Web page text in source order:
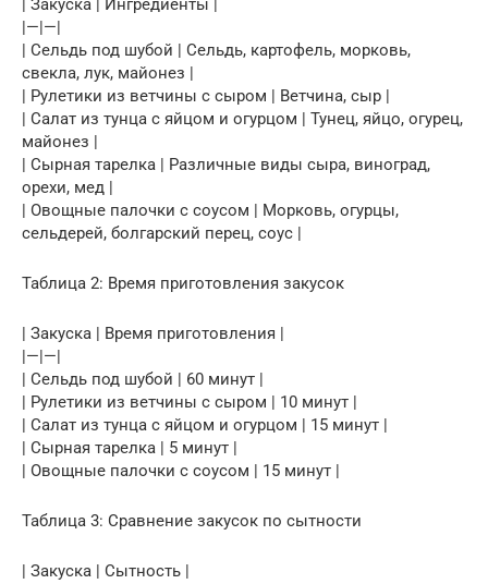
|—|—|
| Сельдь под шубой | Сельдь, картофель, морковь,
свекла, лук, майонез |
| Рулетики из ветчины с сыром | Ветчина, сыр |
| Салат из тунца с яйцом и огурцом | Тунец, яйцо, огурец,
майонез |
| Сырная тарелка | Различные виды сыра, виноград,
орехи, мед |
| Овощные палочки с соусом | Морковь, огурцы,
сельдерей, болгарский перец, соус |
Таблица 2: Время приготовления закусок
| Закуска | Время приготовления |
|—|—|
| Сельдь под шубой | 60 минут |
| Рулетики из ветчины с сыром | 10 минут |
| Салат из тунца с яйцом и огурцом | 15 минут |
| Сырная тарелка | 5 минут |
| Овощные палочки с соусом | 15 минут |
Таблица 3: Сравнение закусок по сытности
| Закуска | Сытность |